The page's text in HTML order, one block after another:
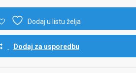
Dodaj u listu želja
Dodaj za usporedbu